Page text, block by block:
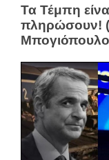
Τα Τέμπη
πληρώσουν!